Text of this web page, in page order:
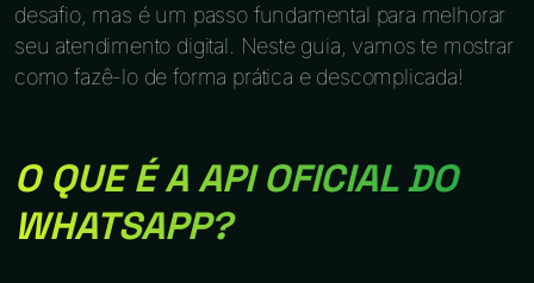
desafio, mas é um passo fundamental para melhorar
seu atendimento digital. Neste guia, vamos te mostrar
como fazê-lo de forma prática e descomplicada!
O QUE É A API OFICIAL DO
WHATSAPP?